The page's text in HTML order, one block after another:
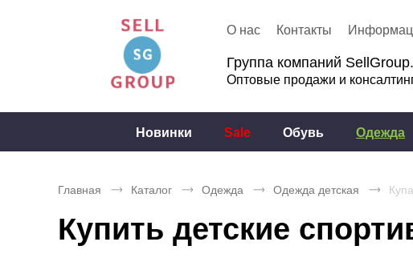
О нас Контакты
Группа компаний
Оптовые продажи и
Новинки Sale Обувь Одежда
Главная Каталог Одежда Одежда детская
Купить детские